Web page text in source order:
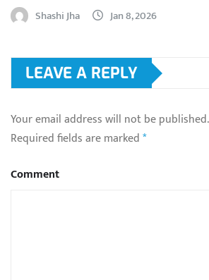
Shashi Jha Jan 8, 2026
LEAVE A REPLY
Your email address will not be published.
Required fields are marked*
Comment